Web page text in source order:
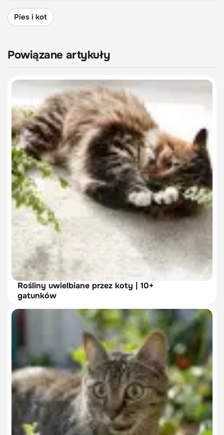
Pies i kot
Powiązane artykuły
Rośliny uwielbiane przez koty | 10+
gatunków